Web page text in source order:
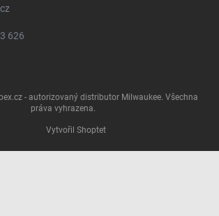
626
Vytvořil Shoptet
- autorizovaný distributor Milwaukee. Všechna
práva vyhrazena.